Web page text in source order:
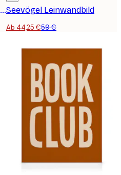
Pilz Nahaufnahme LeinwandbildSeevögel Leinwandbild
Ab 44,25 €59 €